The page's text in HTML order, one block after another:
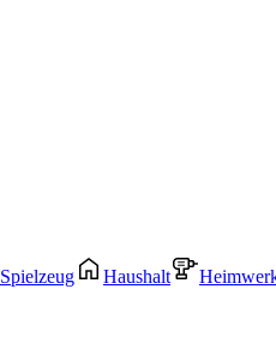
Spielzeug Haushalt